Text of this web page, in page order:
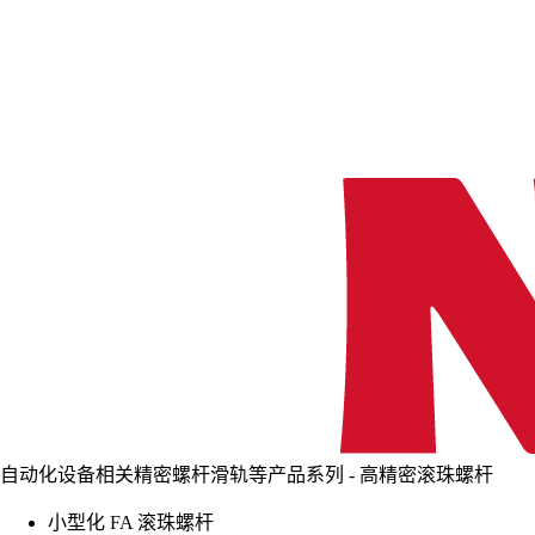
自动化设备相关精密螺杆滑轨等产品系列 - 高精密滚珠螺杆
小型化 FA 滚珠螺杆